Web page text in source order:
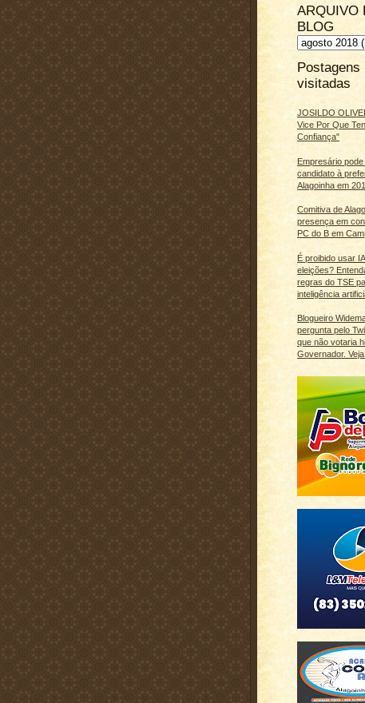
ARQUIVO
BLOG
Postagens
visitadas
JOSILDO
Vice Por Que
Confiança"
Empresário
candidato à
Alagoinha em
Comitiva de
presença em
PC do B em
É proibido usar
eleições?
regras do TSE
inteligência
Blogueiro
pergunta pelo
que não votaria
Governador. Veja!